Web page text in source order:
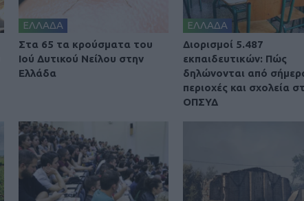
ΕΛΛΑΔΑ
Στα 65 τα κρούσματα του
Ιού Δυτικού Νείλου στην
Ελλάδα
ΕΛΛΑΔΑ
Διορισμοί 5.487
εκπαιδευτικών: Πώς
δηλώνονται από
περιοχές και σχολεία
ΟΠΣΥΔ